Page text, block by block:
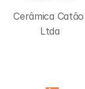
Cerâmica Catão
Ltda